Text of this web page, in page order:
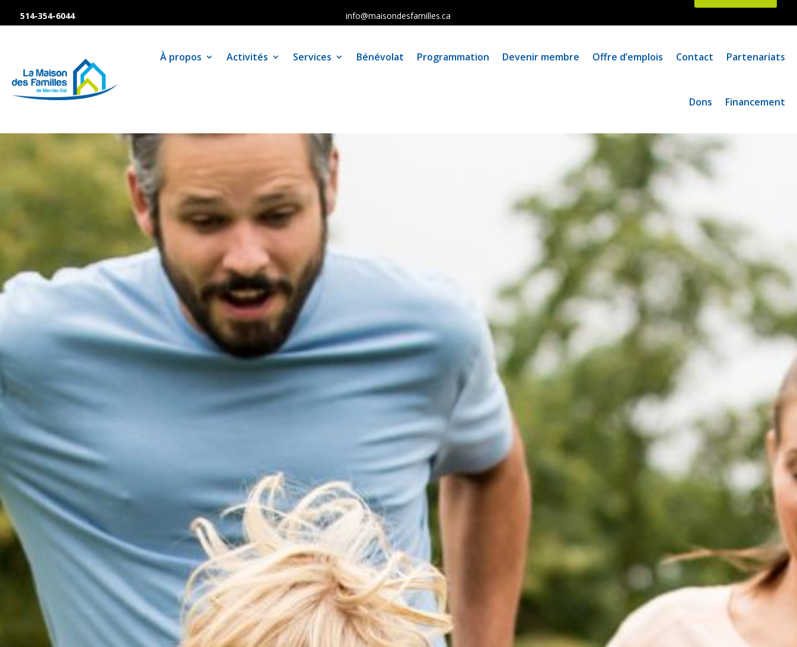
514-354-6044 info@maisondesfamilles.ca
À propos Activités Services Bénévolat Programmation Devenir membre Offre d’emplois Contact Partenariats
Dons Financement